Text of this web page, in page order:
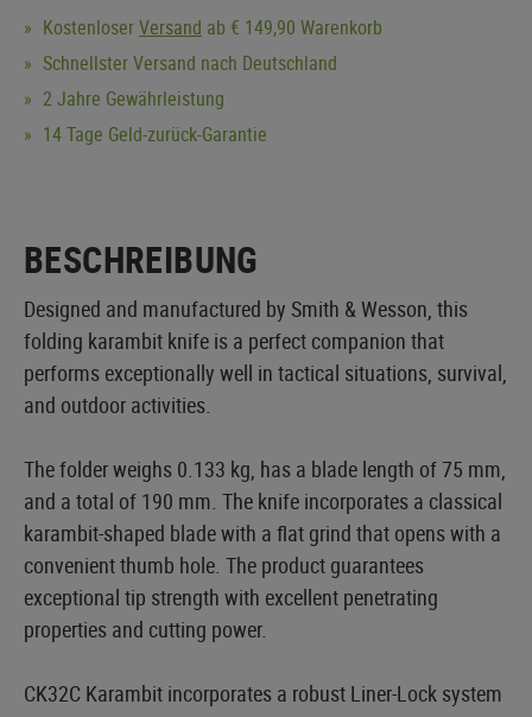
KostenloserVersand ab € 149,90 Warenkorb
Schnellster Versand nach Deutschland
2 Jahre Gewährleistung
14 Tage Geld-zurück-Garantie
BESCHREIBUNG
Designed and manufactured by Smith & Wesson, this
folding karambit knife is a perfect companion that
performs exceptionally well in tactical situations, survival,
and outdoor activities.
The folder weighs 0.133 kg, has a blade length of 75 mm,
and a total of 190 mm. The knife incorporates a classical
karambit-shaped blade with a flat grind that opens with a
convenient thumb hole. The product guarantees
exceptional tip strength with excellent penetrating
properties and cutting power.
CK32C Karambit incorporates a robust Liner-Lock system